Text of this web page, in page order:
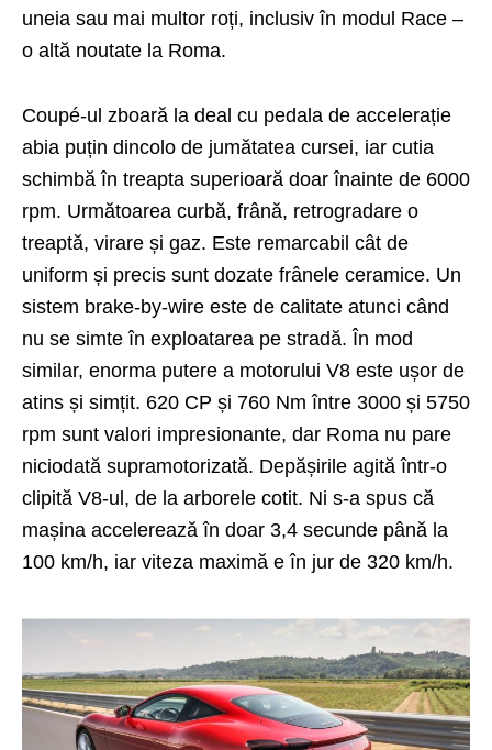
uneia sau mai multor roți, inclusiv în modul Race –
o altă noutate la Roma.
Coupé-ul zboară la deal cu pedala de accelerație
abia puțin dincolo de jumătatea cursei, iar cutia
schimbă în treapta superioară doar înainte de 6000
rpm. Următoarea curbă, frână, retrogradare o
treaptă, virare și gaz. Este remarcabil cât de
uniform și precis sunt dozate frânele ceramice. Un
sistem brake-by-wire este de calitate atunci când
nu se simte în exploatarea pe stradă. În mod
similar, enorma putere a motorului V8 este ușor de
atins și simțit. 620 CP și 760 Nm între 3000 și 5750
rpm sunt valori impresionante, dar Roma nu pare
niciodată supramotorizată. Depășirile agită într-o
clipită V8-ul, de la arborele cotit. Ni s-a spus că
mașina accelerează în doar 3,4 secunde până la
100 km/h, iar viteza maximă e în jur de 320 km/h.